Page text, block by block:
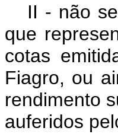
II - não
que
cotas
Fiagro, ou
rendimento
auferidos